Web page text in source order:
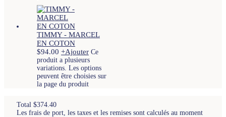
TIMMY - MARCEL
EN COTON
$94.00 +Ajouter Ce
produit a plusieurs
variations. Les options
peuvent être choisies sur
la page du produit
Total $374.40
Les frais de port, les taxes et les remises sont calculés au moment